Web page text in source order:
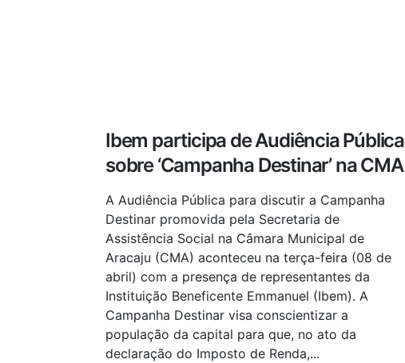
Ibem participa de Audiência Pública
sobre ‘Campanha Destinar’ na CMA
A Audiência Pública para discutir a Campanha
Destinar promovida pela Secretaria de
Assistência Social na Câmara Municipal de
Aracaju (CMA) aconteceu na terça-feira (08 de
abril) com a presença de representantes da
Instituição Beneficente Emmanuel (Ibem). A
Campanha Destinar visa conscientizar a
população da capital para que, no ato da
declaração do Imposto de Renda,...